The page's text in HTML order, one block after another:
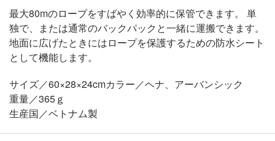
最大80mのロープをすばやく効率的に保管できます。 単
独で、または通常のバックパックと一緒に運搬できます。
地面に広げたときにはロープを保護するための防水シート
として機能します。
サイズ／60×28×24cmカラー／ヘナ、アーバンシック
重量／365ｇ
生産国／ベトナム製